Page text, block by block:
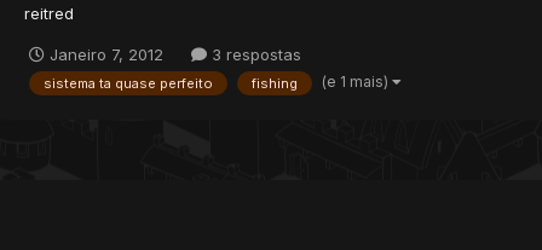
reitred
Janeiro 7, 2012 3 respostas
sistema ta quase perfeito fishing (e 1 mais)